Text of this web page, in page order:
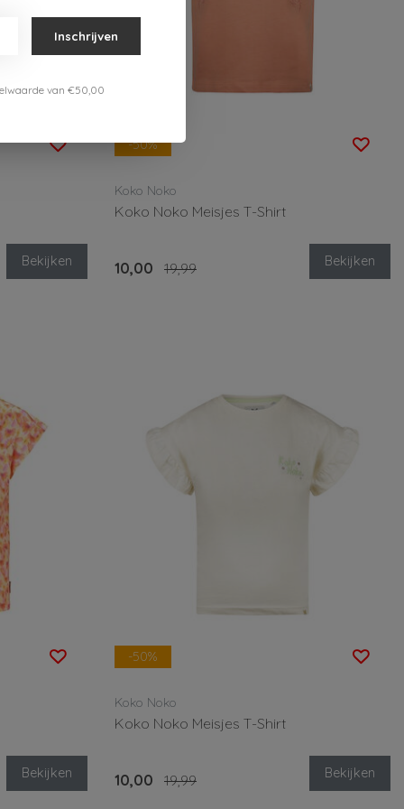
Bekijken
-50%
Koko Noko
Koko Noko Meisjes T-Shirt
10,00 19,99 Bekijken
Bekijken
-50%
Koko Noko
Koko Noko Meisjes T-Shirt
10,00 19,99 Bekijken
Inschrijven
van €50,00